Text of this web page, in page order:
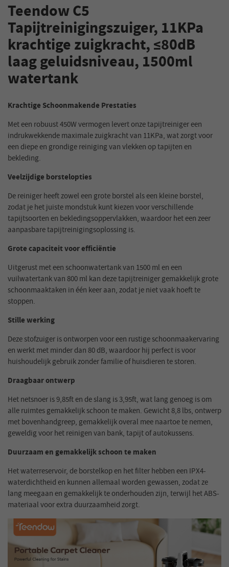
Teendow C5
Tapijtreinigingszuiger, 11KPa
krachtige zuigkracht, ≤80dB
laag geluidsniveau, 1500ml
watertank
Krachtige Schoonmakende Prestaties
Met een robuust 450W vermogen levert onze tapijtreiniger een
indrukwekkende maximale zuigkracht van 11KPa, wat zorgt voor
een diepe en grondige reiniging van vlekken op tapijten en
bekleding.
Veelzijdige borstelopties
De reiniger heeft zowel een grote borstel als een kleine borstel,
zodat je het juiste mondstuk kunt kiezen voor verschillende
tapijtsoorten en bekledingsoppervlakken, waardoor het een zeer
aanpasbare tapijtreinigingsoplossing is.
Grote capaciteit voor efficiëntie
Uitgerust met een schoonwatertank van 1500 ml en een
vuilwatertank van 800 ml kan deze tapijtreiniger gemakkelijk grote
schoonmaaktaken in één keer aan, zodat je niet vaak hoeft te
stoppen.
Stille werking
Deze stofzuiger is ontworpen voor een rustige schoonmaakervaring
en werkt met minder dan 80 dB, waardoor hij perfect is voor
huishoudelijk gebruik zonder familie of huisdieren te storen.
Draagbaar ontwerp
Het netsnoer is 9,85ft en de slang is 3,95ft, wat lang genoeg is om
alle ruimtes gemakkelijk schoon te maken. Gewicht 8,8 lbs, ontwerp
met bovenhandgreep, gemakkelijk overal mee naartoe te nemen,
geweldig voor het reinigen van bank, tapijt of autokussens.
Duurzaam en gemakkelijk schoon te maken
Het waterreservoir, de borstelkop en het filter hebben een IPX4-
waterdichtheid en kunnen allemaal worden gewassen, zodat ze
lang meegaan en gemakkelijk te onderhouden zijn, terwijl het ABS-
materiaal voor extra duurzaamheid zorgt.